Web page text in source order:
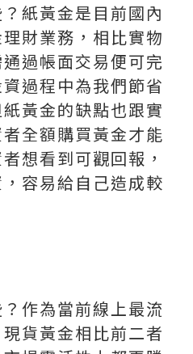
紙黃金是目前國內
財業務，相比實物
過帳面交易便可完
過程中為我們節省
黃金的缺點也跟實
全額購買黃金才能
想看到可觀回報，
容易給自己造成較
作為當前線上最流
貨黃金相比前二者